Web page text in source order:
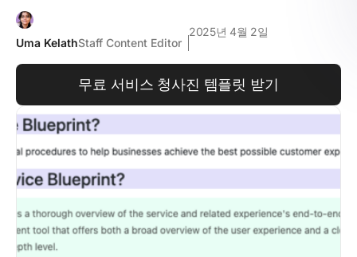
Uma KelathStaff Content Editor
2025년 4월 2일
무료 서비스 청사진 템플릿 받기